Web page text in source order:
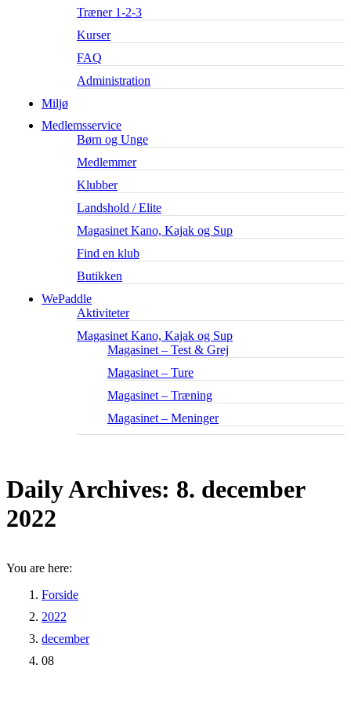
Træner 1-2-3
Kurser
FAQ
Administration
Miljø
Medlemsservice
Børn og Unge
Medlemmer
Klubber
Landshold / Elite
Magasinet Kano, Kajak og Sup
Find en klub
Butikken
WePaddle
Aktiviteter
Magasinet Kano, Kajak og Sup
Magasinet – Test & Grej
Magasinet – Ture
Magasinet – Træning
Magasinet – Meninger
Daily Archives: 8. december
2022
You are here:
Forside
2022
december
08